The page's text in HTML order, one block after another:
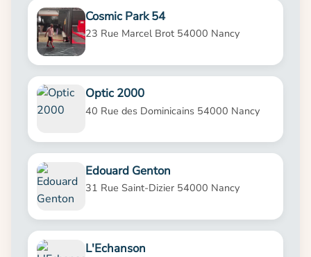
Cosmic Park 54
23 Rue Marcel Brot 54000 Nancy
Optic 2000
40 Rue des Dominicains 54000 Nancy
Edouard Genton
31 Rue Saint-Dizier 54000 Nancy
L'Echanson